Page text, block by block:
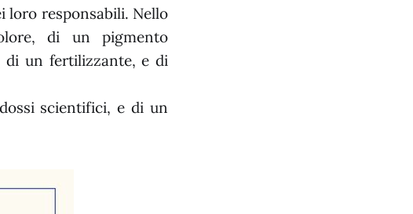
loro responsabili. Nello
di un pigmento
di un fertilizzante, e di
scientifici, e di un